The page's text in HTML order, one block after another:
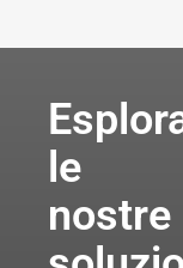
le
nostre